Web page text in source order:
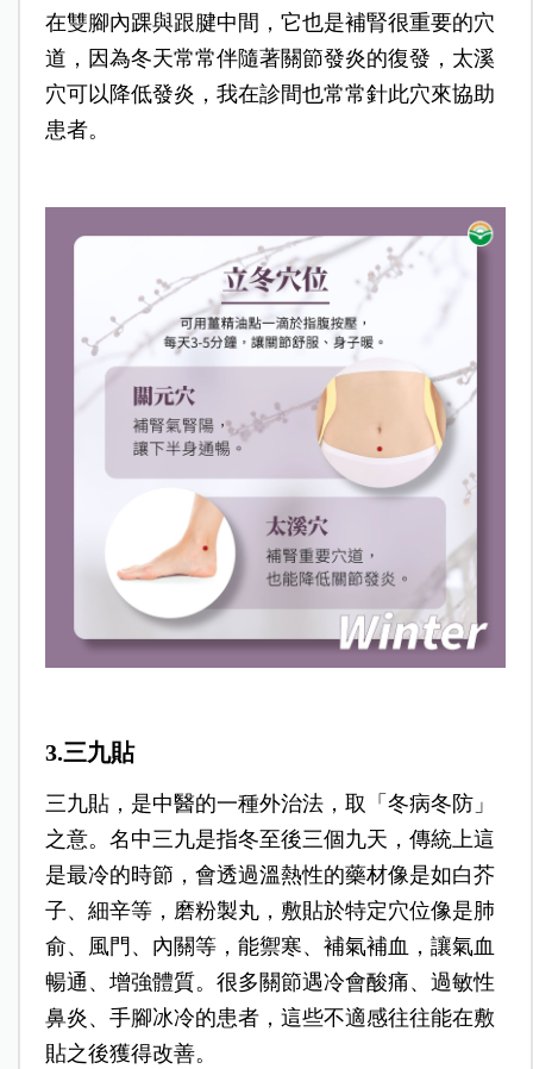
在雙腳內踝與跟腱中間，它也是補腎很重要的穴
道，因為冬天常常伴隨著關節發炎的復發，太溪
穴可以降低發炎，我在診間也常常針此穴來協助
患者。
3.三九貼
三九貼，是中醫的一種外治法，取「冬病冬防」
之意。名中三九是指冬至後三個九天，傳統上這
是最冷的時節，會透過溫熱性的藥材像是如白芥
子、細辛等，磨粉製丸，敷貼於特定穴位像是肺
俞、風門、內關等，能禦寒、補氣補血，讓氣血
暢通、增強體質。很多關節遇冷會酸痛、過敏性
鼻炎、手腳冰冷的患者，這些不適感往往能在敷
貼之後獲得改善。